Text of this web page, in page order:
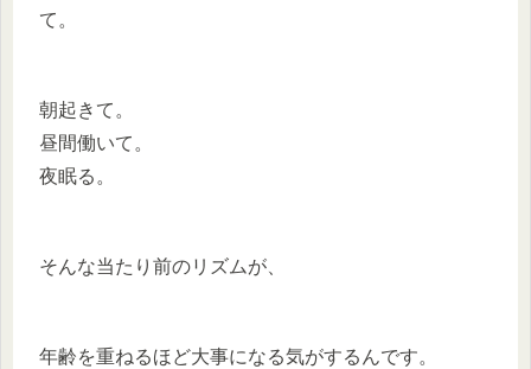
て。
朝起きて。
昼間働いて。
夜眠る。
そんな当たり前のリズムが、
年齢を重ねるほど大事になる気がするんです。